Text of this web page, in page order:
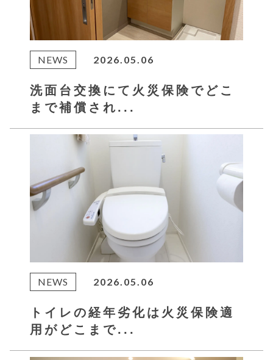
NEWS 2026.05.06
洗面台交換にて火災保険でどこ
まで補償され...
NEWS 2026.05.06
トイレの経年劣化は火災保険適
用がどこまで...